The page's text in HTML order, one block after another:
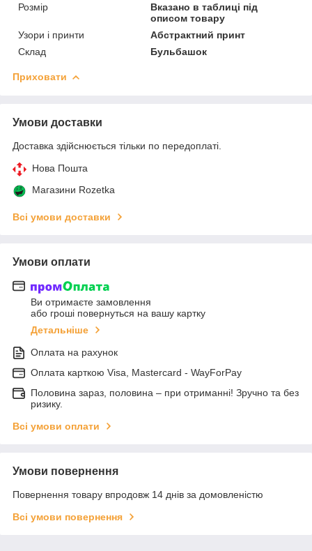
Розмір
Вказано в таблиці під
описом товару
Узори і принти
Абстрактний принт
Склад
Бульбашок
Приховати
Умови доставки
Доставка здійснюється тільки по передоплаті.
Нова Пошта
Магазини Rozetka
Всі умови доставки
Умови оплати
Ви отримаєте замовлення
або гроші повернуться на вашу картку
Детальніше
Оплата на рахунок
Оплата карткою Visa, Mastercard - WayForPay
Половина зараз, половина – при отриманні! Зручно та без
ризику.
Всі умови оплати
Умови повернення
Повернення товару впродовж 14 днів за домовленістю
Всі умови повернення